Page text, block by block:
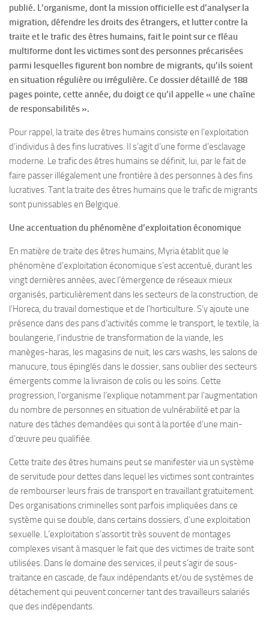
publié. L’organisme, dont la mission officielle est d’analyser la
migration, défendre les droits des étrangers, et lutter contre la
traite et le trafic des êtres humains, fait le point sur ce fléau
multiforme dont les victimes sont des personnes précarisées
parmi lesquelles figurent bon nombre de migrants, qu’ils soient
en situation régulière ou irrégulière. Ce dossier détaillé de 188
pages pointe, cette année, du doigt ce qu’il appelle « une chaîne
de responsabilités ».
Pour rappel, la traite des êtres humains consiste en l’exploitation
d’individus à des fins lucratives. Il s’agit d’une forme d’esclavage
moderne. Le trafic des êtres humains se définit, lui, par le fait de
faire passer illégalement une frontière à des personnes à des fins
lucratives. Tant la traite des êtres humains que le trafic de migrants
sont punissables en Belgique.
Une accentuation du phénomène d’exploitation économique
En matière de traite des êtres humains, Myria établit que le
phénomène d’exploitation économique s’est accentué, durant les
vingt dernières années, avec l’émergence de réseaux mieux
organisés, particulièrement dans les secteurs de la construction, de
l’Horeca, du travail domestique et de l’horticulture. S’y ajoute une
présence dans des pans d’activités comme le transport, le textile, la
boulangerie, l’industrie de transformation de la viande, les
manèges-haras, les magasins de nuit, les cars washs, les salons de
manucure, tous épinglés dans le dossier, sans oublier des secteurs
émergents comme la livraison de colis ou les soins. Cette
progression, l’organisme l’explique notamment par l’augmentation
du nombre de personnes en situation de vulnérabilité et par la
nature des tâches demandées qui sont à la portée d’une main-
d’œuvre peu qualifiée.
Cette traite des êtres humains peut se manifester via un système
de servitude pour dettes dans lequel les victimes sont contraintes
de rembourser leurs frais de transport en travaillant gratuitement.
Des organisations criminelles sont parfois impliquées dans ce
système qui se double, dans certains dossiers, d’une exploitation
sexuelle. L’exploitation s’assortit très souvent de montages
complexes visant à masquer le fait que des victimes de traite sont
utilisées. Dans le domaine des services, il peut s’agir de sous-
traitance en cascade, de faux indépendants et/ou de systèmes de
détachement qui peuvent concerner tant des travailleurs salariés
que des indépendants.